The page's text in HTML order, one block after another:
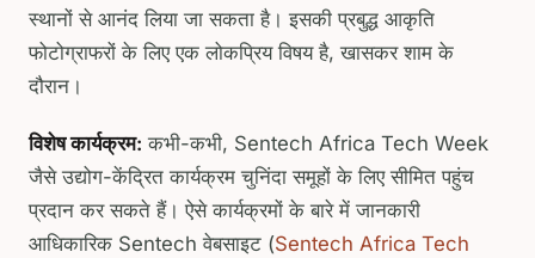
स्थानों से आनंद लिया जा सकता है। इसकी प्रबुद्ध आकृति
फोटोग्राफरों के लिए एक लोकप्रिय विषय है, खासकर शाम के
दौरान।
विशेष कार्यक्रम: कभी-कभी, Sentech Africa Tech Week
जैसे उद्योग-केंद्रित कार्यक्रम चुनिंदा समूहों के लिए सीमित पहुंच
प्रदान कर सकते हैं। ऐसे कार्यक्रमों के बारे में जानकारी
आधिकारिक Sentech वेबसाइट (Sentech Africa Tech